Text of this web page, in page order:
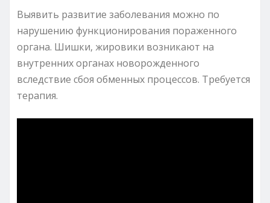
Выявить развитие заболевания можно по
нарушению функционирования пораженного
органа. Шишки, жировики возникают на
внутренних органах новорожденного
вследствие сбоя обменных процессов. Требуется
терапия.